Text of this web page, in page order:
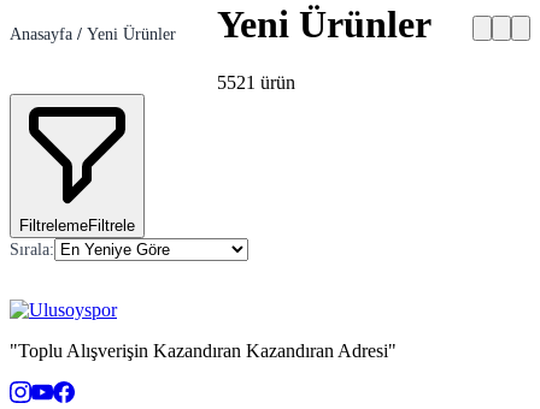
Anasayfa / Yeni Ürünler Yeni Ürünler
5521 ürün
FiltrelemeFiltrele
Sırala:
"Toplu Alışverişin Kazandıran Kazandıran Adresi"